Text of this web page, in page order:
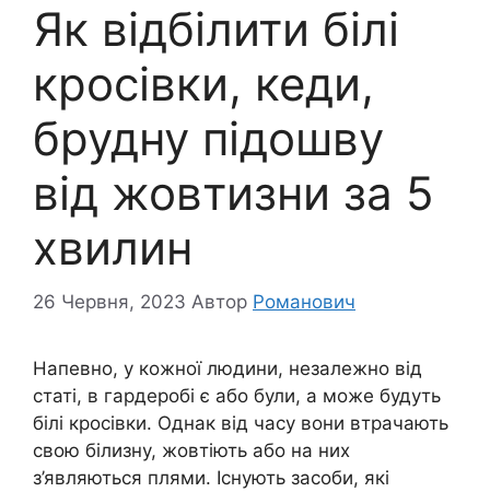
Як відбілити білі
кросівки, кеди,
брудну підошву
від жовтизни за 5
хвилин
26 Червня, 2023 Автор Романович
Напевно, у кожної людини, незалежно від
статі, в гардеробі є або були, а може будуть
білі кросівки. Однак від часу вони втрачають
свою білизну, жовтіють або на них
з’являються плями. Існують засоби, які